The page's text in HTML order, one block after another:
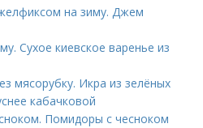
на зиму. Джем
Сухое киевское варенье из
мясорубку. Икра из зелёных
кабачковой
Помидоры с чесноком